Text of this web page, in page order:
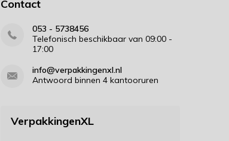
Contact
053 - 5738456
Telefonisch beschikbaar van 09:00 -
17:00
info@verpakkingenxl.nl
Antwoord binnen 4 kantooruren
VerpakkingenXL